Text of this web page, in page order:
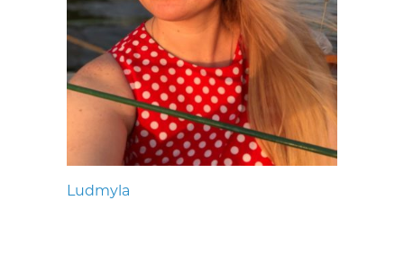
Ludmyla